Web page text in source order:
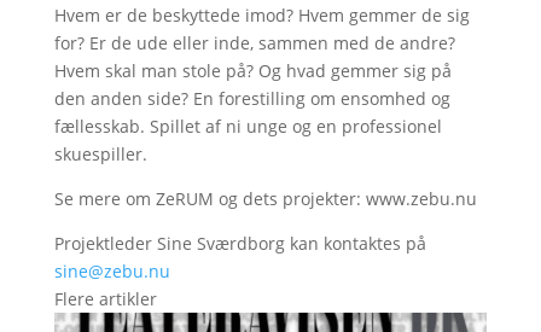
Hvem er de beskyttede imod? Hvem gemmer de sig
for? Er de ude eller inde, sammen med de andre?
Hvem skal man stole på? Og hvad gemmer sig på
den anden side? En forestilling om ensomhed og
fællesskab. Spillet af ni unge og en professionel
skuespiller.
Se mere om ZeRUM og dets projekter: www.zebu.nu
Projektleder Sine Sværdborg kan kontaktes på
sine@zebu.nu
Flere artikler